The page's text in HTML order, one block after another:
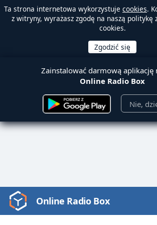
Ta strona internetowa wykorzystuje cookies.
z witryny, wyrażasz zgodę na naszą politykę
cookies.
Zainstalować darmową aplikację
Online Radio Box
Nie,
Video
Player
Online Radio Box